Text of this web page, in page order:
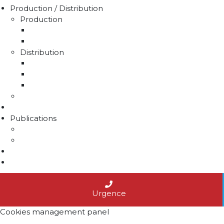
Production / Distribution
Production
Distribution
Publications
Urgence
Cookies management panel